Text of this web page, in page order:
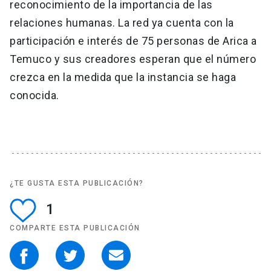
reconocimiento de la importancia de las
relaciones humanas. La red ya cuenta con la
participación e interés de 75 personas de Arica a
Temuco y sus creadores esperan que el número
crezca en la medida que la instancia se haga
conocida.
¿TE GUSTA ESTA PUBLICACIÓN?
1
COMPARTE ESTA PUBLICACIÓN